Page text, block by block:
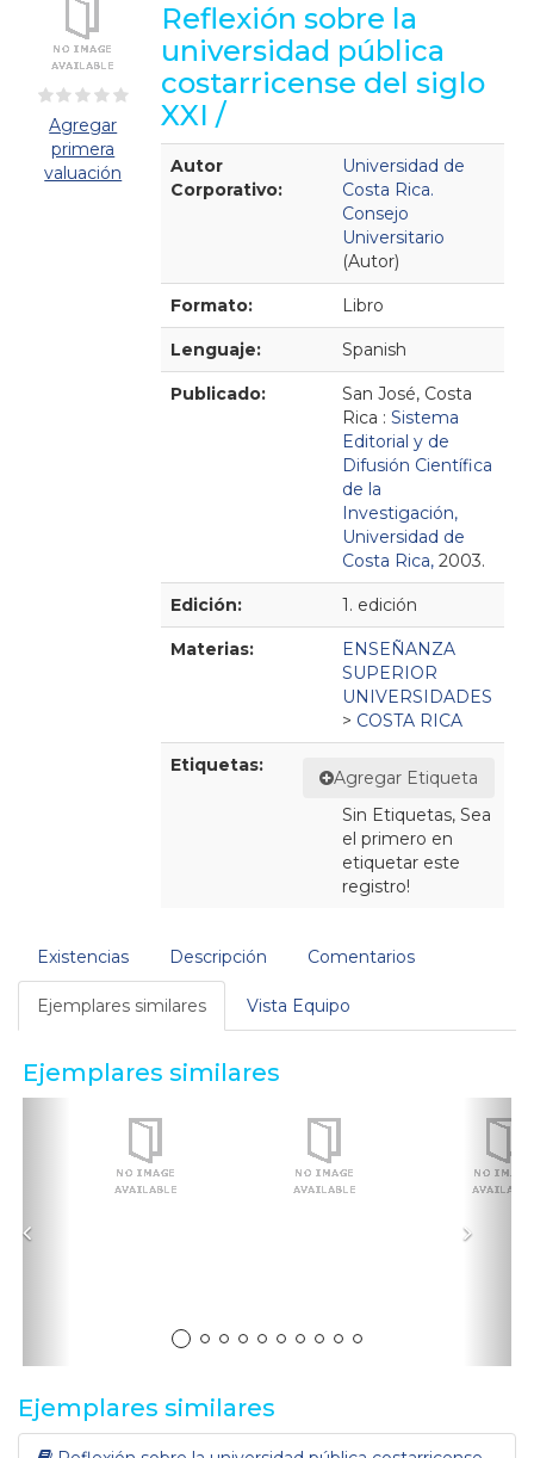
Agregar
primera
valuación
Reflexión sobre la
universidad pública
costarricense del siglo
XXI /
Detalles Bibliográficos
Autor
Corporativo:
Universidad de
Costa Rica.
Consejo
Universitario
(Autor)
Formato: Libro
Lenguaje: Spanish
Publicado:
San José, Costa
Rica : Sistema
Editorial y de
Difusión Científica
de la
Investigación,
Universidad de
Costa Rica, 2003.
Edición: 1. edición
Materias:
ENSEÑANZA
SUPERIOR
UNIVERSIDADES
> COSTA RICA
Etiquetas:
Agregar Etiqueta
Sin Etiquetas, Sea
el primero en
etiquetar este
registro!
Existencias Descripción Comentarios
Ejemplares similares Vista Equipo
Ejemplares similares
Anterior
Ejemplares similares